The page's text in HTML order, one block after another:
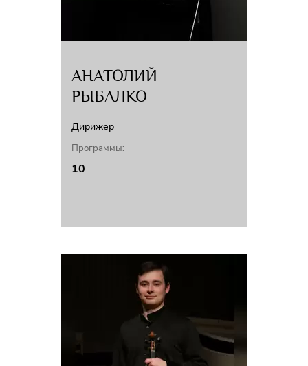
Член жюри II-го всероссийского конкурса органистов им.В.Ф.Одоевского
(г. Королёв, Московская область, 2016год), V-го международного
Марина Вяйзя ведёт активную концертную деятельность как в России, так
и в Финляндии, Эстонии, Швеции, Великобритании, Германии,
Швейцарии, Китае, выступая сольно, а также в ансамбле с вокалистами,
В обширном репертуаре органистки представлены произведения
В 2012 году совместно с меццо-сопрано Еленой Еремеевой выпустила
аудиозапись «Музыка барокко для меццо-сопрано и органа». В 2018 году
АНАТОЛИЙ
РЫБАЛКО
Дирижер
Программы:
10